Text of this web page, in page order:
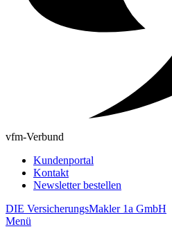
vfm-Verbund
Kundenportal
Kontakt
Newsletter bestellen
DIE VersicherungsMakler 1a GmbH
Menü